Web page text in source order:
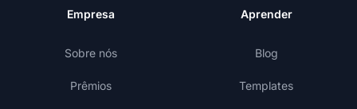
Empresa
Sobre nós
Prêmios
Aprender
Blog
Templates